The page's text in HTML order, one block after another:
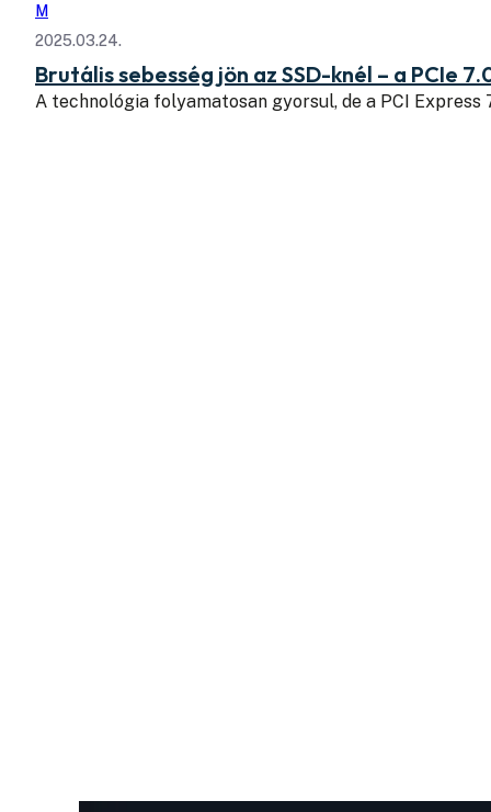
M
2025.03.24.
Brutális sebesség jön az SSD-knél – a PCIe
A technológia folyamatosan gyorsul, de a PCI Express